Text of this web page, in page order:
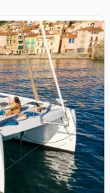
4.6 (2024)